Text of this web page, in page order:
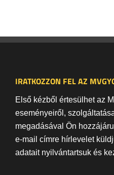
IRATKOZZON FEL AZ
Első kézből értesülhet az
eseményeiről,
megadásával Ön
e-mail címre hírlevelet
adatait nyilvántartsuk és